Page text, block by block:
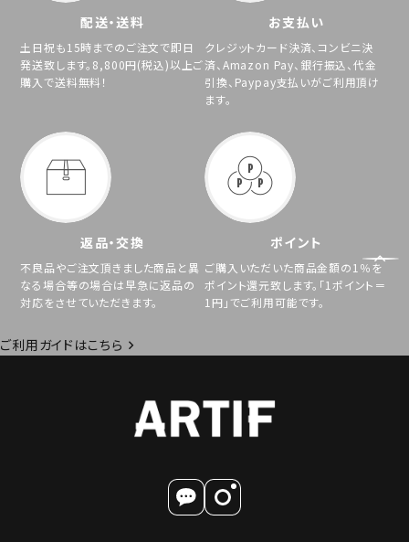
配送・送料
土日祝も15時までのご注文で即日
発送致します。8,800円(税込)以上ご
購入で送料無料！
お支払い
クレジットカード決済、コンビニ決
済、Amazon Pay、銀行振込、代金
引換、Paypay支払いがご利用頂け
ます。
返品・交換
不良品やご注文頂きました商品と異
なる場合等の場合は早急に返品の
対応をさせていただきます。
ポイント
ご購入いただいた商品金額の1％を
ポイント還元致します。「1ポイント＝
1円」でご利用可能です。
ご利用ガイドはこちら